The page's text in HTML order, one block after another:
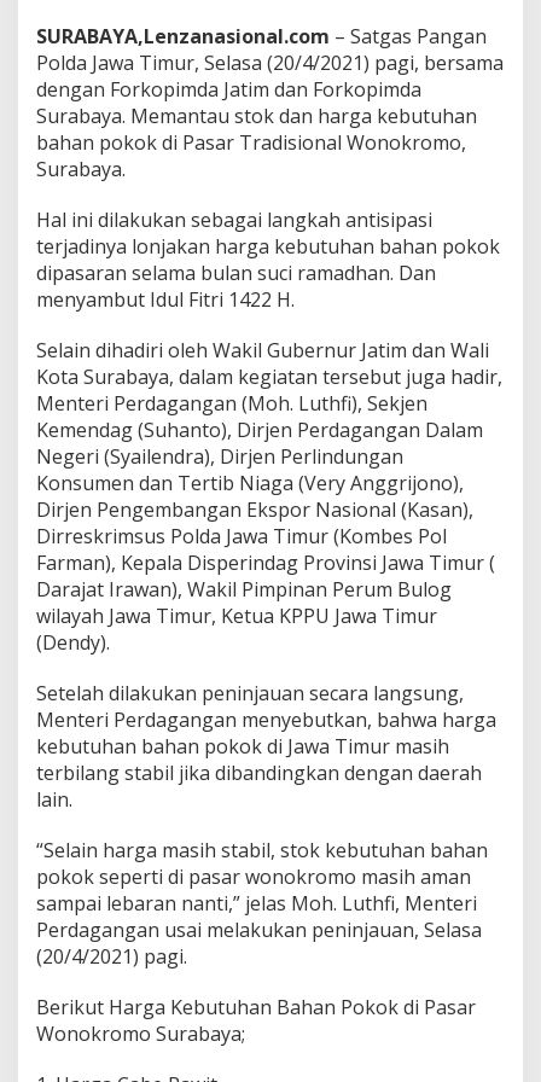
a
n
P
a
n
H
a
r
g
a
a
n
S
t
o
k
K
e
b
u
t
u
h
a
a
h
a
n
P
o
k
d
P
a
a
r
W
SURABAYA,Lenzanasional.com – Satgas Pangan
Polda Jawa Timur, Selasa (20/4/2021) pagi, bersama
dengan Forkopimda Jatim dan Forkopimda
Surabaya. Memantau stok dan harga kebutuhan
bahan pokok di Pasar Tradisional Wonokromo,
Surabaya.
Hal ini dilakukan sebagai langkah antisipasi
terjadinya lonjakan harga kebutuhan bahan pokok
dipasaran selama bulan suci ramadhan. Dan
menyambut Idul Fitri 1422 H.
Selain dihadiri oleh Wakil Gubernur Jatim dan Wali
Kota Surabaya, dalam kegiatan tersebut juga hadir,
Menteri Perdagangan (Moh. Luthfi), Sekjen
Kemendag (Suhanto), Dirjen Perdagangan Dalam
Negeri (Syailendra), Dirjen Perlindungan
Konsumen dan Tertib Niaga (Very Anggrijono),
Dirjen Pengembangan Ekspor Nasional (Kasan),
Dirreskrimsus Polda Jawa Timur (Kombes Pol
Farman), Kepala Disperindag Provinsi Jawa Timur (
Darajat Irawan), Wakil Pimpinan Perum Bulog
wilayah Jawa Timur, Ketua KPPU Jawa Timur
(Dendy).
Setelah dilakukan peninjauan secara langsung,
Menteri Perdagangan menyebutkan, bahwa harga
kebutuhan bahan pokok di Jawa Timur masih
terbilang stabil jika dibandingkan dengan daerah
lain.
“Selain harga masih stabil, stok kebutuhan bahan
pokok seperti di pasar wonokromo masih aman
sampai lebaran nanti,” jelas Moh. Luthfi, Menteri
Perdagangan usai melakukan peninjauan, Selasa
(20/4/2021) pagi.
Berikut Harga Kebutuhan Bahan Pokok di Pasar
Wonokromo Surabaya;